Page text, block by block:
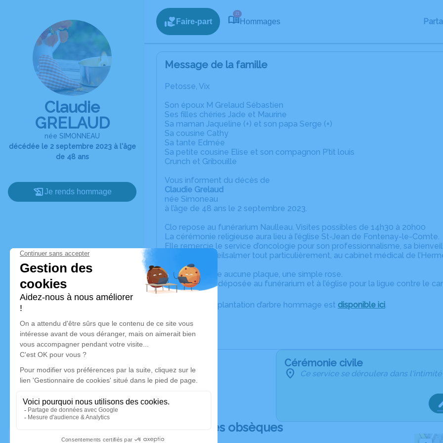
Claudie
GRELAUD
née SIMONNEAU
décédée le 2 septembre 2023 à l'âge
de 48 ans
Je rends hommage
Faire-part
21
Hommages
Message de la famille
Petosse, Vix
Son époux M Grelaud Sébastien
Ses filles chéries Jade et Maurine
Sa maman Jaqueline (+) et son papa Serge (+)
Sa cousine Cathy
Sa tante Edmée
Sa petite cousine Elise et son compagnon P’tit louis
Crunch et Gribouille
Vous informent du décès de
Claudie Grelaud
née Simoneau
à l’âge de 48 ans le 2 septembre 2023.
Clo repose au funérarium Naulleau. Visites possibles de 14h30 à 20h00
La cérémonie religieuse aura lieu à l’église St-Jean de Fontenay-le-Comte.
Elle remercie le service d’oncologie pour son professionnalisme, sa
Merci au Dr Greilsalmer tout particulièrement, au cabinet médical de
Clo ne souhaite aucune plaque, une simple rose.
Une urne sera déposée au funérarium et à l’église pour la ligue contre le
Un service de plantation d’arbre hommage est disponible ici.
Cérémonie civile
Ce service se déroulera dans
Déroulé des obsèques